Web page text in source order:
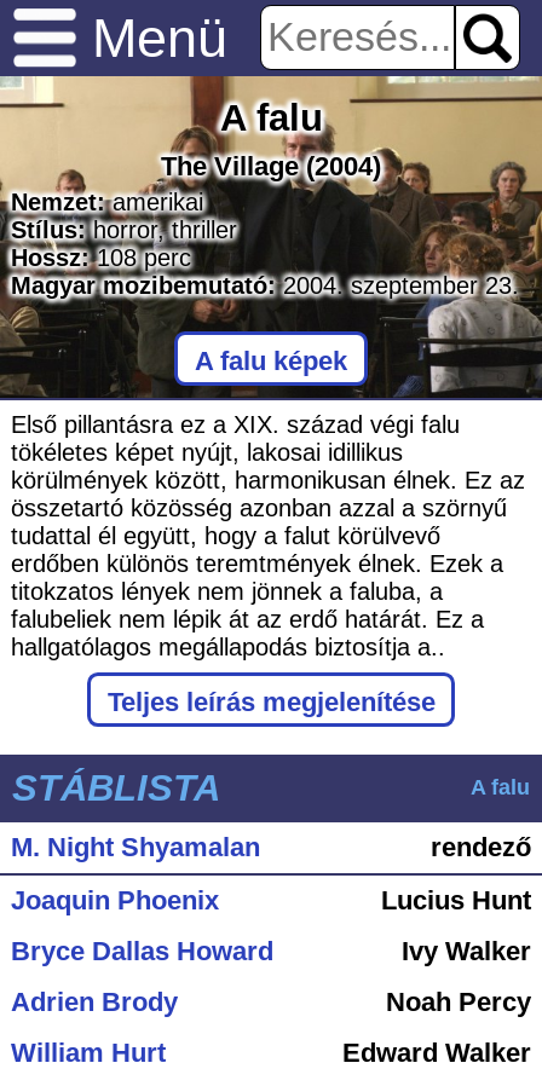
Menü
A falu
The Village(2004)
Nemzet: amerikai
Stílus: horror,thriller
Hossz: 108perc
Magyar mozibemutató:2004. szeptember 23.
A falu képek
Első pillantásra ez a XIX. század végi falu
tökéletes képet nyújt, lakosai idillikus
körülmények között, harmonikusan élnek. Ez az
összetartó közösség azonban azzal a szörnyű
tudattal él együtt, hogy a falut körülvevő
erdőben különös teremtmények élnek. Ezek a
titokzatos lények nem jönnek a faluba, a
falubeliek nem lépik át az erdő határát. Ez a
hallgatólagos megállapodás biztosítja a..
Teljes leírás megjelenítése
STÁBLISTA A falu
M. Night Shyamalan
rendező
Joaquin Phoenix
Lucius Hunt
Bryce Dallas Howard
Ivy Walker
Adrien Brody
Noah Percy
William Hurt
Edward Walker